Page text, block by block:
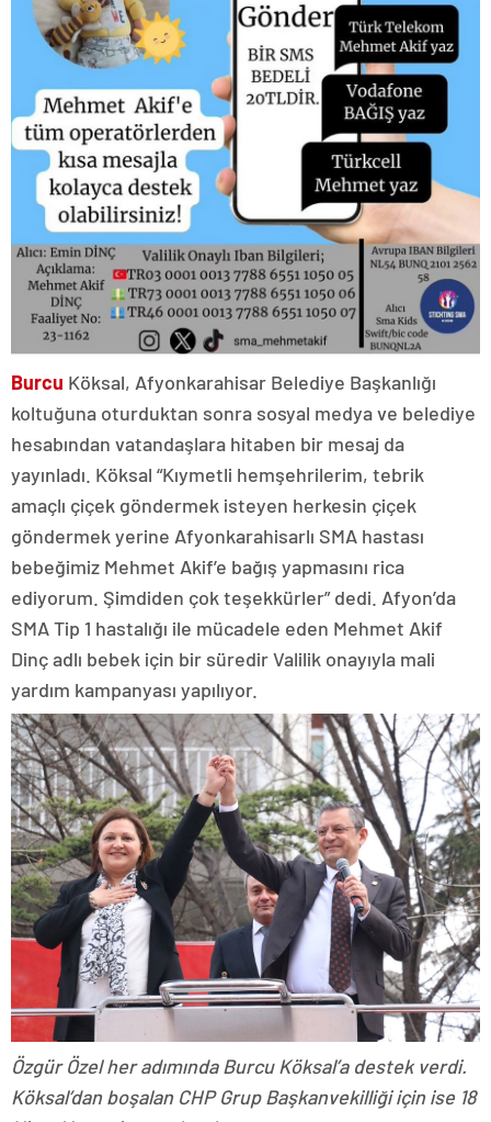
Burcu Köksal, Afyonkarahisar Belediye Başkanlığı
koltuğuna oturduktan sonra sosyal medya ve belediye
hesabından vatandaşlara hitaben bir mesaj da
yayınladı. Köksal “Kıymetli hemşehrilerim, tebrik
amaçlı çiçek göndermek isteyen herkesin çiçek
göndermek yerine Afyonkarahisarlı SMA hastası
bebeğimiz Mehmet Akif’e bağış yapmasını rica
ediyorum. Şimdiden çok teşekkürler” dedi. Afyon’da
SMA Tip 1 hastalığı ile mücadele eden Mehmet Akif
Dinç adlı bebek için bir süredir Valilik onayıyla mali
yardım kampanyası yapılıyor.
Özgür Özel her adımında Burcu Köksal’a destek verdi.
Köksal’dan boşalan CHP Grup Başkanvekilliği için ise 18